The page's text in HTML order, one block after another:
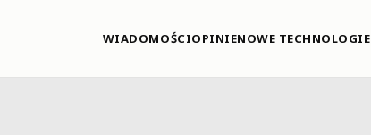
WIADOMOŚCIOPINIENOWE TECHNOLOGIE